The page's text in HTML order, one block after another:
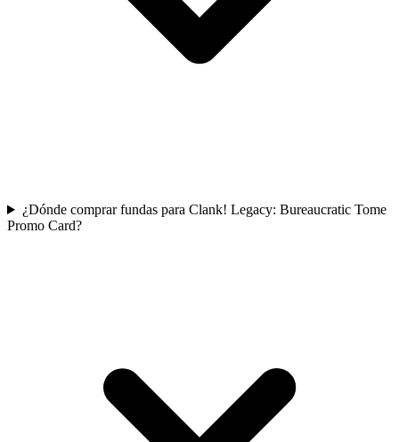
¿Dónde comprar fundas para Clank! Legacy: Bureaucratic Tome
Promo Card?